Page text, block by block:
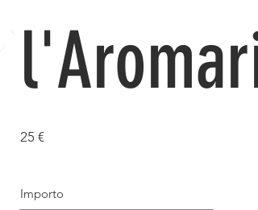
l'Aromaria
25 €
Importo